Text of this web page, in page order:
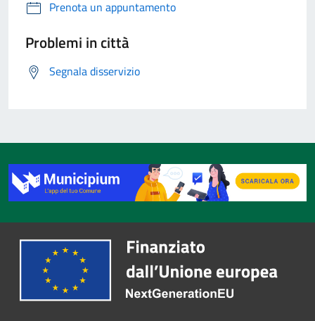
Prenota un appuntamento
Problemi in città
Segnala disservizio